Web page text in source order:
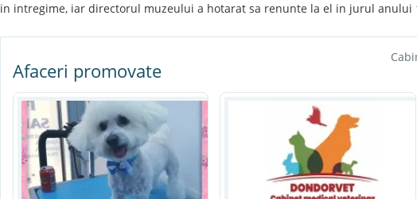
in intregime, iar directorul muzeului a hotarat sa renunte la el in jurul anului
Afaceri promovate